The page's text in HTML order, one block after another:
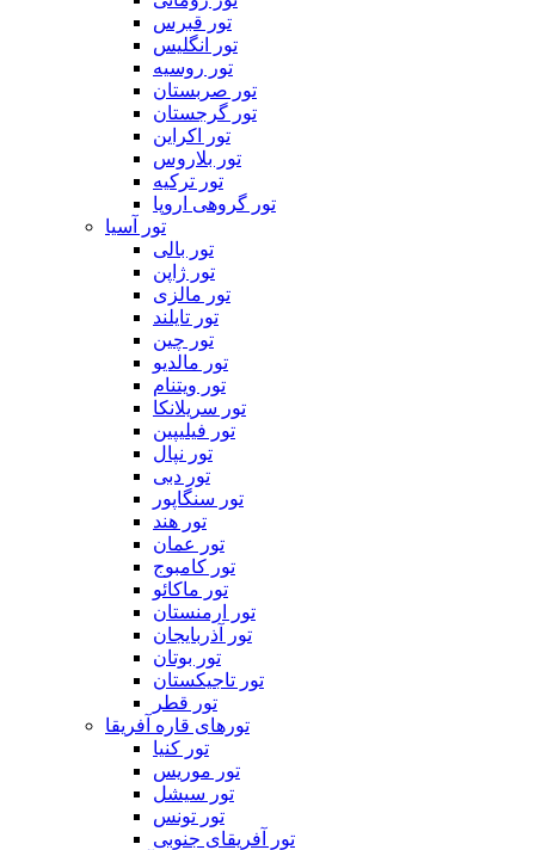
تور قبرس
تور انگلیس
تور روسیه
تور صربستان
تور گرجستان
تور اکراین
تور بلاروس
تور ترکیه
تور گروهی اروپا
تور آسیا
تور بالی
تور ژاپن
تور مالزی
تور تایلند
تور چین
تور مالدیو
تور ویتنام
تور سریلانکا
تور فیلیپین
تور نپال
تور دبی
تور سنگاپور
تور هند
تور عمان
تور کامبوج
تور ماکائو
تور ارمنستان
تور آذربایجان
تور بوتان
تور تاجیکستان
تور قطر
تورهای قاره آفریقا
تور کنیا
تور موریس
تور سیشل
تور تونس
تور آفریقای جنوبی